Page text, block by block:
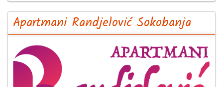
Apartmani Randjelović Sokobanja